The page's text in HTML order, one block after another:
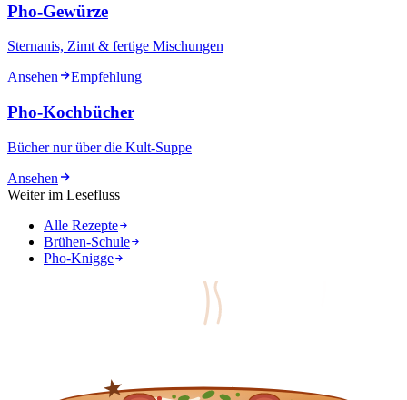
Pho-Gewürze
Sternanis, Zimt & fertige Mischungen
Ansehen
Empfehlung
Pho-Kochbücher
Bücher nur über die Kult-Suppe
Ansehen
Weiter im Lesefluss
Alle Rezepte
Brühen-Schule
Pho-Knigge